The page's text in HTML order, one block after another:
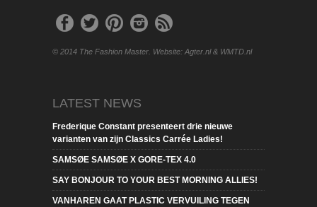
© 2014 The Fashion Master. Website: Agter.nl & WMTD.nl
LATEST NEWS
Frederique Constant presenteert drie nieuwe
varianten van zijn Classics Carrée Ladies!
SAMSØE SAMSØE X GORE-TEX 4.0
SAY BONJOUR TO YOUR BEST MORNING ALLIES!
VANHAREN GAAT PLASTIC VERVUILING TEGEN